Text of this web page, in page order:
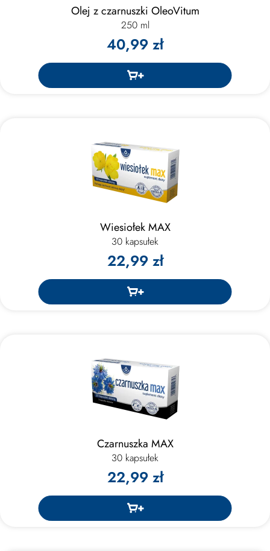
Olej z czarnuszki OleoVitum
250 ml
40,99 zł
Wiesiołek MAX
30 kapsułek
22,99 zł
Czarnuszka MAX
30 kapsułek
22,99 zł